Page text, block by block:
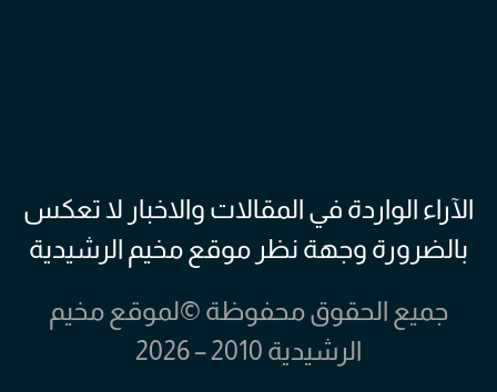
الآراء الواردة في المقالات والاخبار لا تعكس
بالضرورة وجهة نظر موقع مخيم الرشيدية
جميع الحقوق محفوظة ©لموقع مخيم
الرشيدية 2010 – 2026